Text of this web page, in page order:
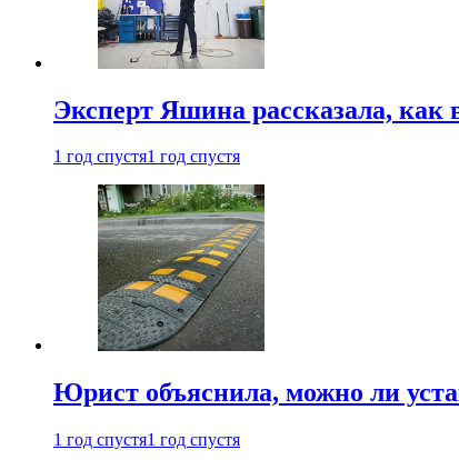
Эксперт Яшина рассказала, как
1 год спустя1 год спустя
Юрист объяснила, можно ли
1 год спустя1 год спустя